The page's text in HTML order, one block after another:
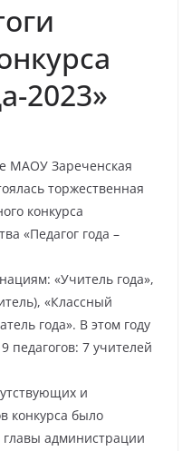
2023»
МАОУ Зареченская
торжественная
конкурса
«Педагог года –
«Учитель года»,
«Классный
года». В этом году
педагогов: 7 учителей
и
конкурса было
главы администрации